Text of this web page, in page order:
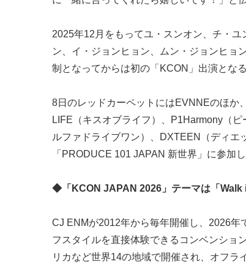
2025年12月をもってユ・スンオン、チ・
ン、イ・ジョンヒョン、ムン・ジョンヒョ
制となってからは初の「KCON」出演となる
8日のレッドカーペットにはEVNNEのほか
LIFE（キスオブライフ）、P1Harmony（
ルファドライブワン）、DXTEEN（ディエ
「PRODUCE 101 JAPAN 新世界」に参加
◆「KCON JAPAN 2026」テーマは「Walk
CJ ENMが2012年から毎年開催し、2026年
フスタイルを直接体験できるコンベンショ
リカなど世界14の地域で開催され、オフ